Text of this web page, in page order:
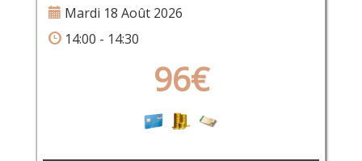
Mardi 18 Août 2026
14:00 - 14:30
96€